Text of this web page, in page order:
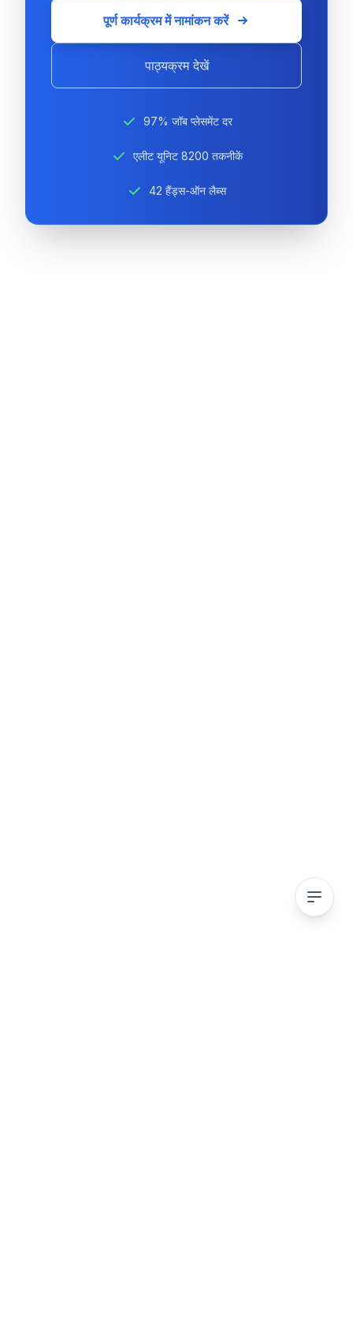
पूर्ण कार्यक्रम में नामांकन करें
पाठ्यक्रम देखें
97% जॉब प्लेसमेंट दर
एलीट यूनिट 8200 तकनीकें
42 हैंड्स-ऑन लैब्स